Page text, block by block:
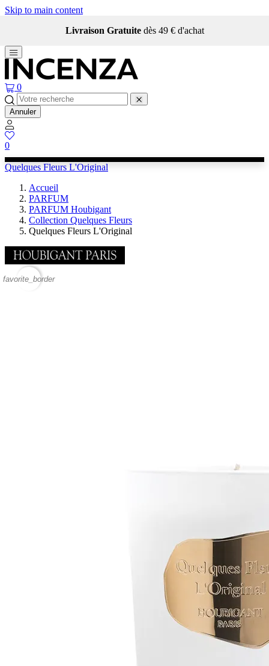
Skip to main content
Livraison Gratuite dès 49 € d'achat
0
Annuler
0
Quelques Fleurs L'Original
Accueil
PARFUM
PARFUM Houbigant
Collection Quelques Fleurs
Quelques Fleurs L'Original
favorite_border